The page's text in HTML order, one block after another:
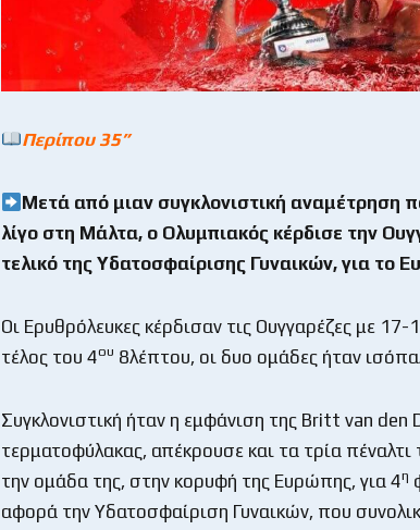
Περίπου 35”
Μετά από μιαν συγκλονιστική αναμέτρηση
λίγο στη Μάλτα, ο Ολυμπιακός κέρδισε την
τελικό της Υδατοσφαίρισης Γυναικών, για
Οι Ερυθρόλευκες κέρδισαν τις Ουγγαρέζες με
τέλος του 4ου 8λέπτου, οι δυο ομάδες ήταν
Συγκλονιστική ήταν η εμφάνιση της Britt van
τερματοφύλακας, απέκρουσε και τα τρία
την ομάδα της, στην κορυφή της Ευρώπης, για 4η
αφορά την Υδατοσφαίριση Γυναικών, που